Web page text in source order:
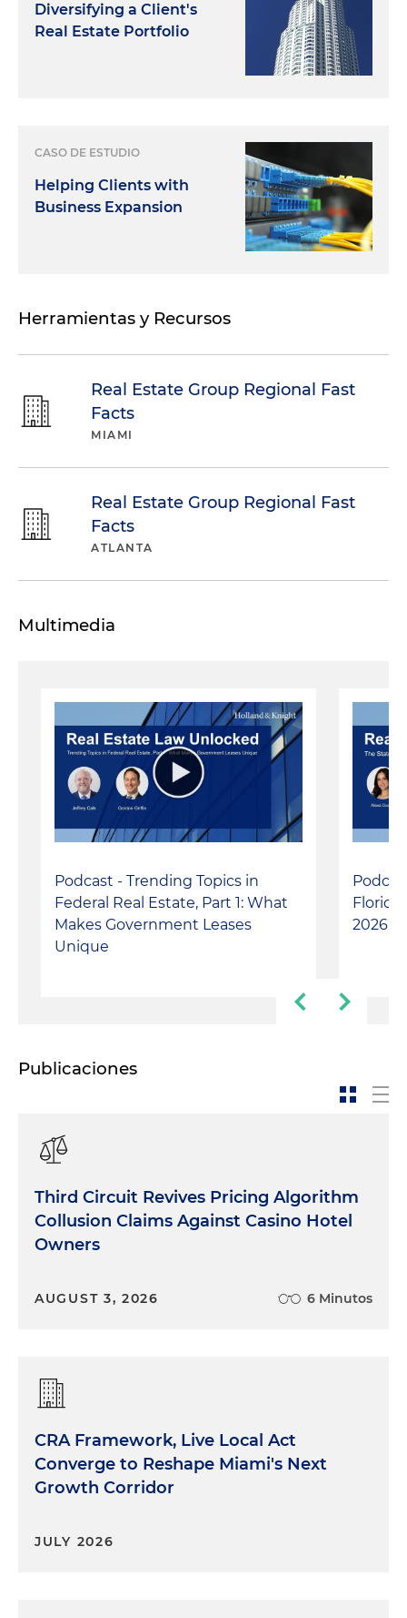
Diversifying a Client's
Real Estate Portfolio
CASO DE ESTUDIO
Helping Clients with
Business Expansion
Herramientas y Recursos
Real Estate Group Regional Fast
Facts
MIAMI
Real Estate Group Regional Fast
Facts
ATLANTA
Multimedia
Podcast - Trending Topics in
Federal Real Estate, Part 1: What
Makes Government Leases
Unique
2026
Publicaciones
Third Circuit Revives Pricing Algorithm
Collusion Claims Against Casino Hotel
Owners
AUGUST 3, 2026 6 Minutos
CRA Framework, Live Local Act
Converge to Reshape Miami's Next
Growth Corridor
JULY 2026